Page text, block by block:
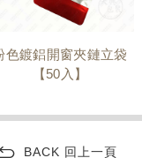
色鍍鋁開窗夾鏈立袋
【50入】
BACK 回上一頁